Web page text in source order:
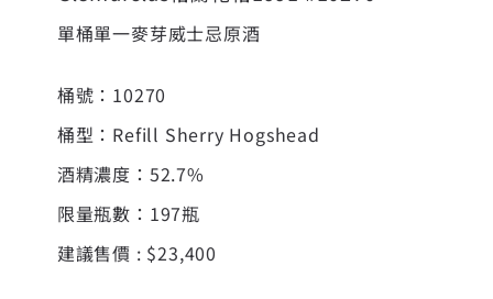
單桶單一麥芽威士忌原酒
桶號：10270
桶型：Refill Sherry Hogshead
酒精濃度：52.7%
限量瓶數：197瓶
建議售價 : $23,400